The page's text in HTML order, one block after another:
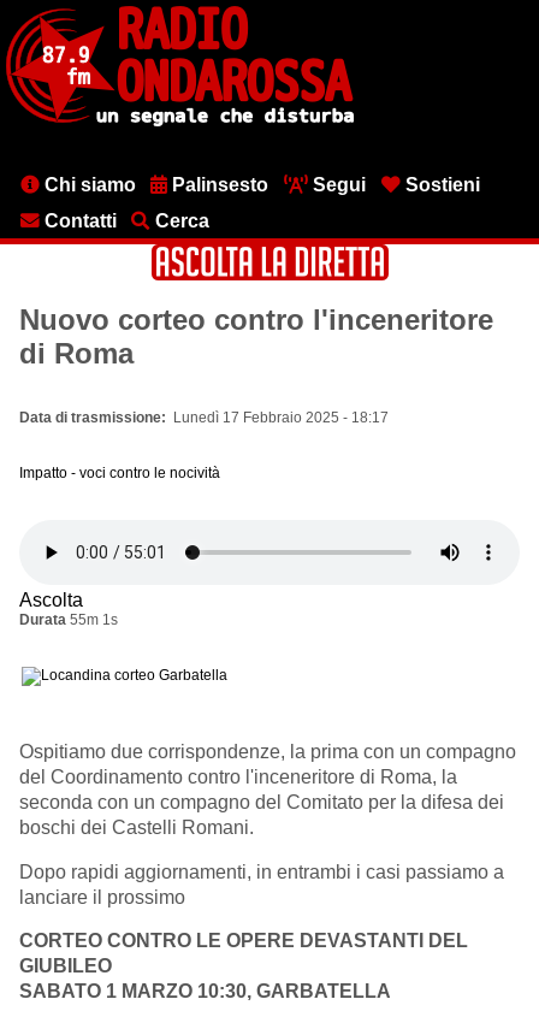
contenuto
principale
MenuChi siamo Palinsesto Segui
Sostieni
Contatti
Cerca
Nuovo corteo contro l'inceneritore
di Roma
Data di trasmissione Lunedì 17 Febbraio 2025 - 18:17
Impatto - voci contro le nocività
Ascolta
Durata 55m 1s
Ospitiamo due corrispondenze, la prima con un compagno
del Coordinamento contro l'inceneritore di Roma, la
seconda con un compagno del Comitato per la difesa dei
boschi dei Castelli Romani.
Dopo rapidi aggiornamenti, in entrambi i casi passiamo a
lanciare il prossimo
CORTEO CONTRO LE OPERE DEVASTANTI DEL
GIUBILEO
SABATO 1 MARZO 10:30, GARBATELLA